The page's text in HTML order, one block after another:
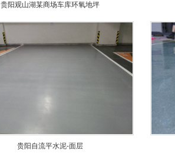
贵阳观山湖某商场车库环氧地坪
贵阳自流平水泥-面层